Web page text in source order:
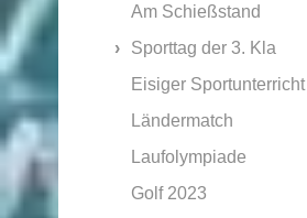
Am Schießstand
Sporttag der 3. Kla
Eisiger Sportunterricht
Ländermatch
Laufolympiade
Golf 2023